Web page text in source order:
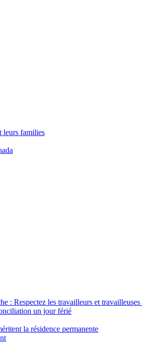
leurs families
: Respectez les travailleurs et
un jour férié
la résidence permanente